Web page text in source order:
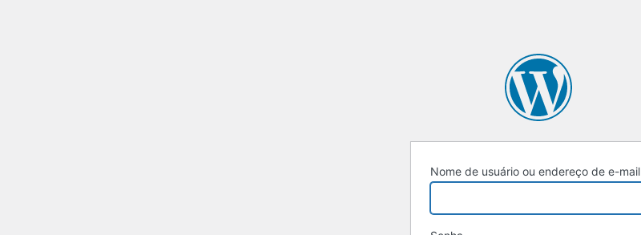
Nome de usuário ou endereço de e-mail